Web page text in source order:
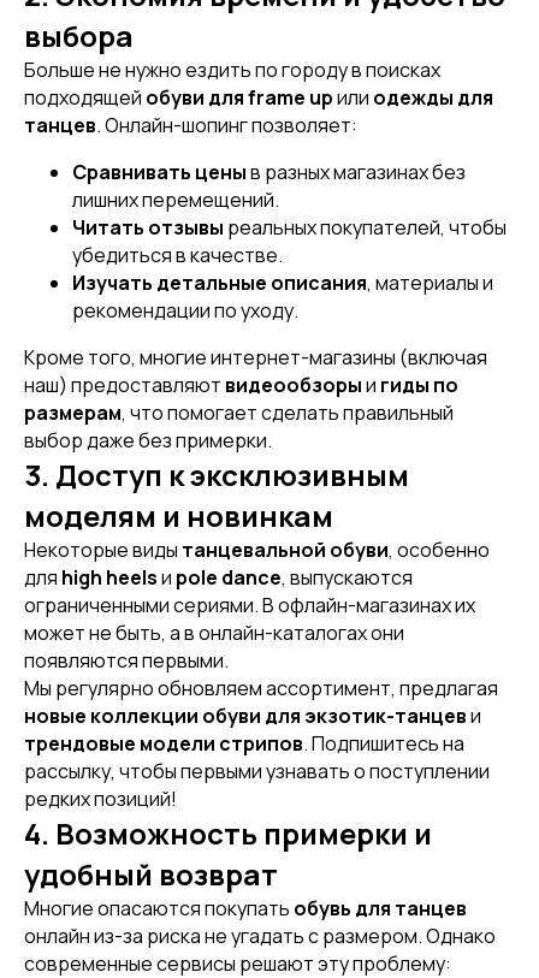
выбора
Больше не нужно ездить по городу в поисках
подходящей обуви для frame upили одежды для
танцев. Онлайн-шопинг позволяет:
Сравнивать ценыв разных магазинах без
лишних перемещений.
Читать отзывы реальных покупателей, чтобы
убедиться в качестве.
Изучать детальные описания, материалы и
рекомендации по уходу.
Кроме того, многие интернет-магазины (включая
наш) предоставляют видеообзорыи гиды по
размерам, что помогает сделать правильный
выбор даже без примерки.
3. Доступ к эксклюзивным
моделям и новинкам
Некоторые виды танцевальной обуви, особенно
для high heelsи pole dance, выпускаются
ограниченными сериями. В офлайн-магазинах их
может не быть, а в онлайн-каталогах они
появляются первыми.
Мы регулярно обновляем ассортимент, предлагая
новые коллекции обуви для экзотик-танцеви
трендовые модели стрипов. Подпишитесь на
рассылку, чтобы первыми узнавать о поступлении
редких позиций!
4. Возможность примерки и
удобный возврат
Многие опасаются покупать обувь для танцев
онлайн из-за риска не угадать с размером. Однако
современные сервисы решают эту проблему: